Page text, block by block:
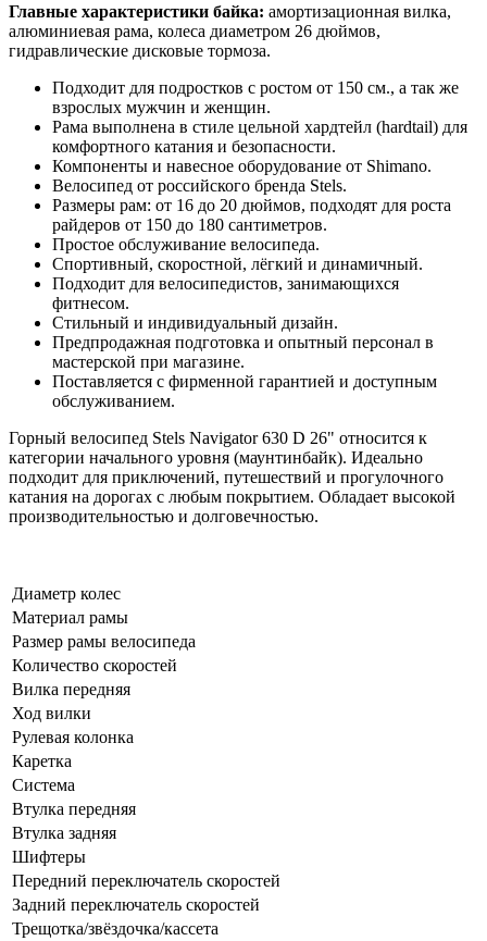
Главные характеристики байка: амортизационная вилка,
алюминиевая рама, колеса диаметром 26 дюймов,
гидравлические дисковые тормоза.
Подходит для подростков с ростом от 150 см., а так же
взрослых мужчин и женщин.
Рама выполнена в стиле цельной хардтейл (hardtail) для
комфортного катания и безопасности.
Компоненты и навесное оборудование от Shimano.
Велосипед от российского бренда Stels.
Размеры рам: от 16 до 20 дюймов, подходят для роста
райдеров от 150 до 180 сантиметров.
Простое обслуживание велосипеда.
Спортивный, скоростной, лёгкий и динамичный.
Подходит для велосипедистов, занимающихся
фитнесом.
Стильный и индивидуальный дизайн.
Предпродажная подготовка и опытный персонал в
мастерской при магазине.
Поставляется с фирменной гарантией и доступным
обслуживанием.
Горный велосипед Stels Navigator 630 D 26" относится к
категории начального уровня (маунтинбайк). Идеально
подходит для приключений, путешествий и прогулочного
катания на дорогах с любым покрытием. Обладает высокой
производительностью и долговечностью.
Диаметр колес
Материал рамы
Размер рамы велосипеда
Количество скоростей
Вилка передняя
Ход вилки
Рулевая колонка
Каретка
Система
Втулка передняя
Втулка задняя
Шифтеры
Передний переключатель скоростей
Задний переключатель скоростей
Трещотка/звёздочка/кассета